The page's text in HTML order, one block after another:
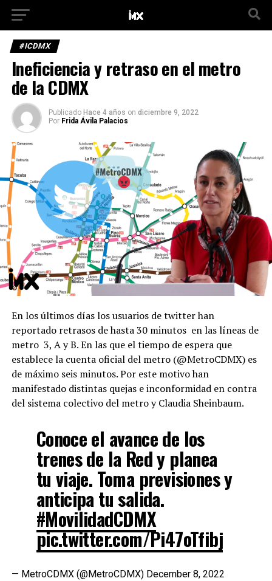
#ICDMX
Ineficiencia y retraso en el metro
de la CDMX
Publicado Hace 4 años on diciembre 9, 2022
Por Frida Ávila Palacios
En los últimos días los usuarios de twitter han
reportado retrasos de hasta 30 minutos en las líneas de
metro 3, A y B. En las que el tiempo de espera que
establece la cuenta oficial del metro (@MetroCDMX) es
de máximo seis minutos. Por este motivo han
manifestado distintas quejas e inconformidad en contra
del sistema colectivo del metro y Claudia Sheinbaum.
Conoce el avance de los
trenes de la Red y planea
tu viaje. Toma previsiones y
anticipa tu salida.
#MovilidadCDMX
pic.twitter.com/Pi47oTfibj
— MetroCDMX (@MetroCDMX) December 8, 2022